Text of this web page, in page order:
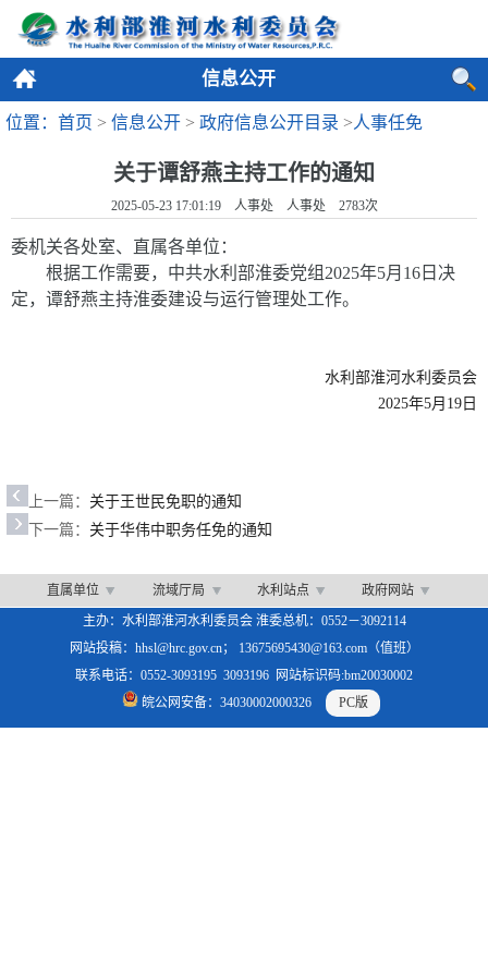
信息公开
位置：首页 > 信息公开 > 政府信息公开目录 >人事任免
关于谭舒燕主持工作的通知
2025-05-23 17:01:19 人事处 人事处 2783次
委机关各处室、直属各单位：
根据工作需要，中共水利部淮委党组 2025年5月 16 日决
定，谭舒燕主持淮委建设与运行管理处工作。
水利部淮河水利委员会
2025年5月19 日
上一篇： 关于王世民免职的通知
下一篇： 关于华伟中职务任免的通知
直属单位 流域厅局 水利站点
政府网站
主办：水利部淮河水利委员会 淮委总机：0552－3092114
网站投稿：hhsl@hrc.gov.cn； 13675695430@163.com（值班）
联系电话：0552-3093195 3093196 网站标识码:bm20030002
皖公网安备：34030002000326
PC版